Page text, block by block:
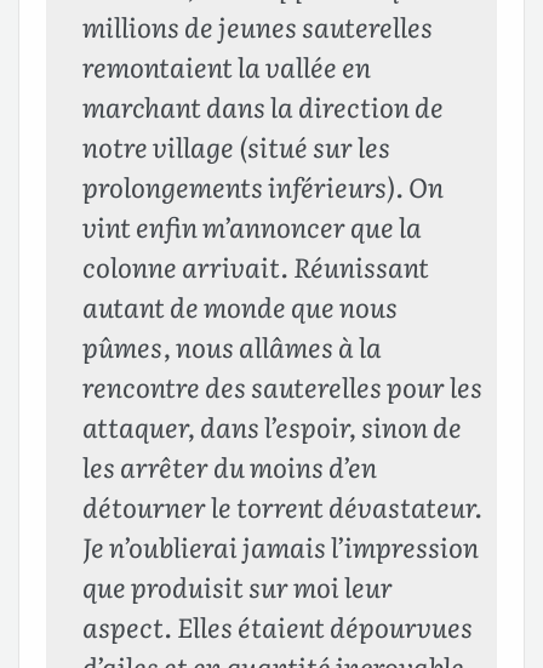
millions de jeunes sauterelles
remontaient la vallée en
marchant dans la direction de
notre village (situé sur les
prolongements inférieurs). On
vint enfin m’annoncer que la
colonne arrivait. Réunissant
autant de monde que nous
pûmes, nous allâmes à la
rencontre des sauterelles pour les
attaquer, dans l’espoir, sinon de
les arrêter du moins d’en
détourner le torrent dévastateur.
Je n’oublierai jamais l’impression
que produisit sur moi leur
aspect. Elles étaient dépourvues